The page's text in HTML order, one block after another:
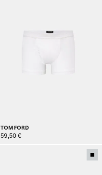
TOM FORD
59,50 €